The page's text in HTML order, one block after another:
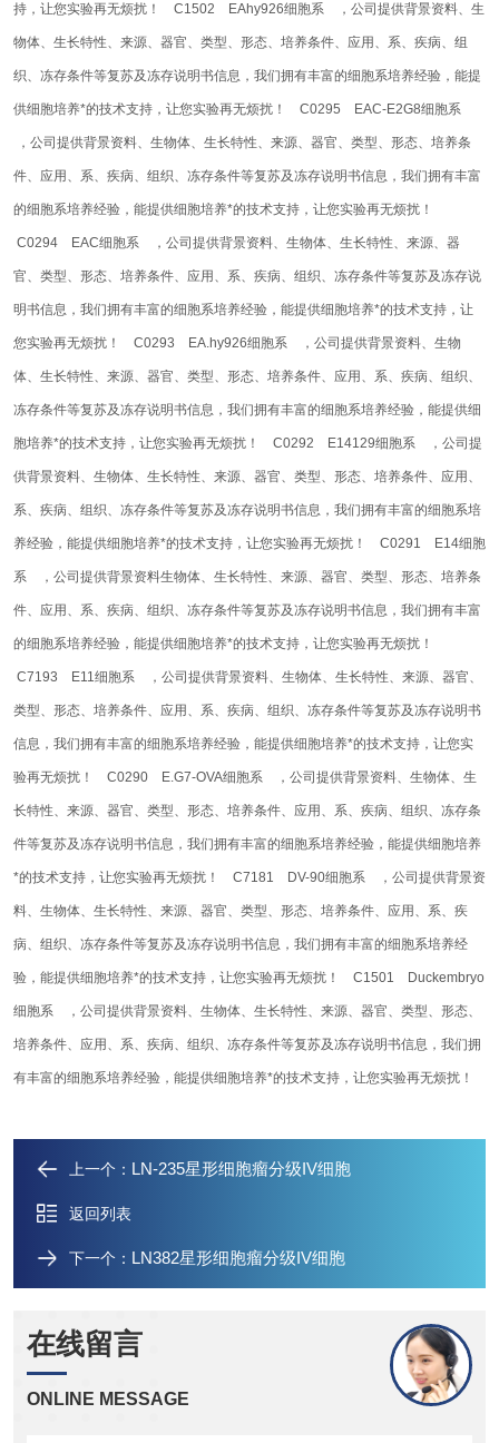
持，让您实验再无烦扰！ C1502 EAhy926细胞系 ，公司提供背景资料、生
物体、生长特性、来源、器官、类型、形态、培养条件、应用、系、疾病、组
织、冻存条件等复苏及冻存说明书信息，我们拥有丰富的细胞系培养经验，能提
供细胞培养*的技术支持，让您实验再无烦扰！ C0295 EAC-E2G8细胞系
，公司提供背景资料、生物体、生长特性、来源、器官、类型、形态、培养条
件、应用、系、疾病、组织、冻存条件等复苏及冻存说明书信息，我们拥有丰富
的细胞系培养经验，能提供细胞培养*的技术支持，让您实验再无烦扰！
C0294 EAC细胞系 ，公司提供背景资料、生物体、生长特性、来源、器
官、类型、形态、培养条件、应用、系、疾病、组织、冻存条件等复苏及冻存说
明书信息，我们拥有丰富的细胞系培养经验，能提供细胞培养*的技术支持，让
您实验再无烦扰！ C0293 EA.hy926细胞系 ，公司提供背景资料、生物
体、生长特性、来源、器官、类型、形态、培养条件、应用、系、疾病、组织、
冻存条件等复苏及冻存说明书信息，我们拥有丰富的细胞系培养经验，能提供细
胞培养*的技术支持，让您实验再无烦扰！ C0292 E14129细胞系 ，公司提
供背景资料、生物体、生长特性、来源、器官、类型、形态、培养条件、应用、
系、疾病、组织、冻存条件等复苏及冻存说明书信息，我们拥有丰富的细胞系培
养经验，能提供细胞培养*的技术支持，让您实验再无烦扰！ C0291 E14细胞
系 ，公司提供背景资料生物体、生长特性、来源、器官、类型、形态、培养条
件、应用、系、疾病、组织、冻存条件等复苏及冻存说明书信息，我们拥有丰富
的细胞系培养经验，能提供细胞培养*的技术支持，让您实验再无烦扰！
C7193 E11细胞系 ，公司提供背景资料、生物体、生长特性、来源、器官、
类型、形态、培养条件、应用、系、疾病、组织、冻存条件等复苏及冻存说明书
信息，我们拥有丰富的细胞系培养经验，能提供细胞培养*的技术支持，让您实
验再无烦扰！ C0290 E.G7-OVA细胞系 ，公司提供背景资料、生物体、生
长特性、来源、器官、类型、形态、培养条件、应用、系、疾病、组织、冻存条
件等复苏及冻存说明书信息，我们拥有丰富的细胞系培养经验，能提供细胞培养
*的技术支持，让您实验再无烦扰！ C7181 DV-90细胞系 ，公司提供背景资
料、生物体、生长特性、来源、器官、类型、形态、培养条件、应用、系、疾
病、组织、冻存条件等复苏及冻存说明书信息，我们拥有丰富的细胞系培养经
验，能提供细胞培养*的技术支持，让您实验再无烦扰！ C1501 Duckembryo
细胞系 ，公司提供背景资料、生物体、生长特性、来源、器官、类型、形态、
培养条件、应用、系、疾病、组织、冻存条件等复苏及冻存说明书信息，我们拥
有丰富的细胞系培养经验，能提供细胞培养*的技术支持，让您实验再无烦扰！
上一个： LN-235星形细胞瘤分级IV细胞
返回列表
下一个： LN382星形细胞瘤分级IV细胞
在线留言
ONLINE MESSAGE